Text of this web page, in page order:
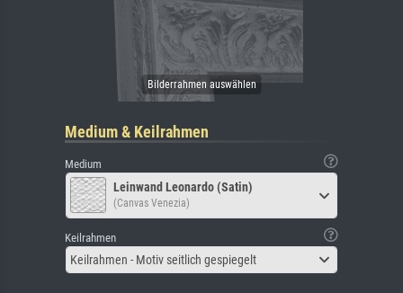
Medium & Keilrahmen
Medium
Leinwand Leonardo (Satin)
(Canvas Venezia)
Keilrahmen
Keilrahmen - Motiv seitlich gespiegelt